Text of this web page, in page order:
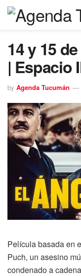
14 y 15
| Espacio
by Agenda Tucumán
Película basada en
Puch, un asesino
condenado a